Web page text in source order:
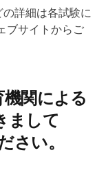
詳細は各試験に
ブサイトからご
機関による
まして
さい。